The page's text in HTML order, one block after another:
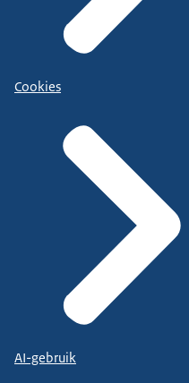
Cookies
AI-gebruik